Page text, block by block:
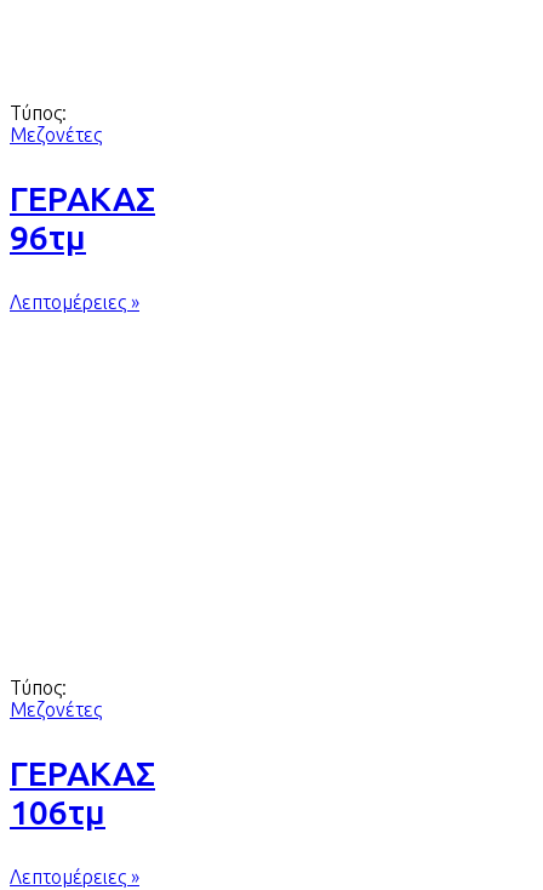
Τύπος:
Μεζονέτες
ΓΕΡΑΚΑΣ
96τμ
Λεπτομέρειες »
Τύπος:
Μεζονέτες
ΓΕΡΑΚΑΣ
106τμ
Λεπτομέρειες »